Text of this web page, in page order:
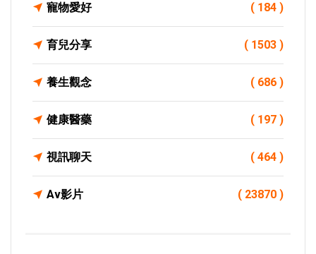
寵物愛好 ( 184 )
育兒分享 ( 1503 )
養生觀念 ( 686 )
健康醫藥 ( 197 )
視訊聊天 ( 464 )
Av影片 ( 23870 )